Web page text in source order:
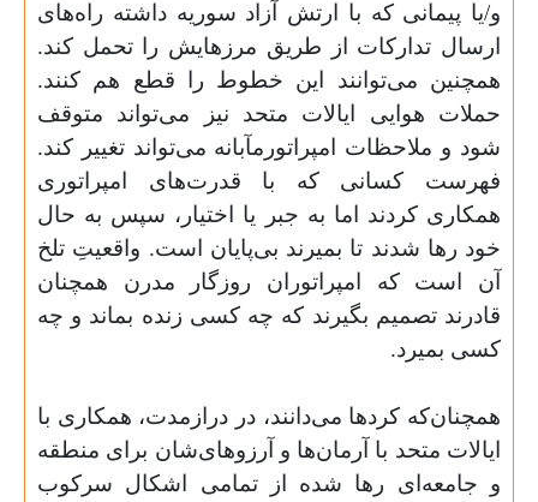
و/یا پیمانی که با ارتش آزاد سوریه داشته راه‌های
ارسال تدارکات از طریق مرزهایش را تحمل کند.
همچنین می‌توانند این خطوط را قطع هم کنند.
حملات هوایی ایالات متحد نیز می‌تواند متوقف
شود و ملاحظات امپراتورمآبانه می‌تواند تغییر کند.
فهرست کسانی که با قدرت‌های امپراتوری
همکاری کردند اما به جبر یا اختیار، سپس به حال
خود رها شدند تا بمیرند بی‌پایان است. واقعیتِ تلخ
آن است که امپراتوران روزگار مدرن همچنان
قادرند تصمیم بگیرند که چه کسی زنده بماند و چه
کسی بمیرد.
همچنان‌که کردها می‌دانند، در درازمدت، همکاری با
ایالات متحد با آرمان‌ها و آرزوهای‌شان برای منطقه
و جامعه‌ای رها شده از تمامی اشکال سرکوب